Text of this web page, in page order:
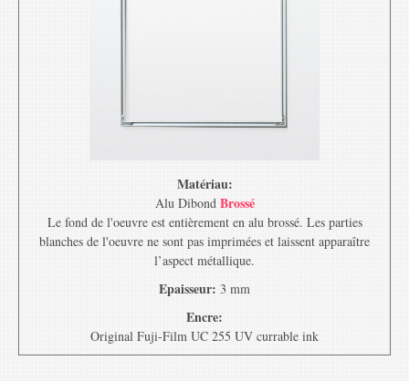
Matériau:
Alu Dibond Brossé
Le fond de l'oeuvre est entièrement en alu brossé. Les parties
blanches de l'oeuvre ne sont pas imprimées et laissent apparaître
l’aspect métallique.
Epaisseur: 3 mm
Encre:
Original Fuji-Film UC 255 UV currable ink